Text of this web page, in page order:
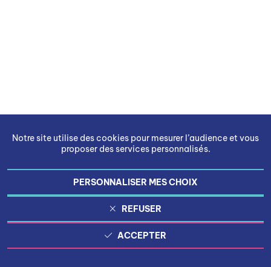
Notre site utilise des cookies pour mesurer l’audience et vous
proposer des services personnalisés.
PERSONNALISER MES CHOIX
REFUSER
ACCEPTER